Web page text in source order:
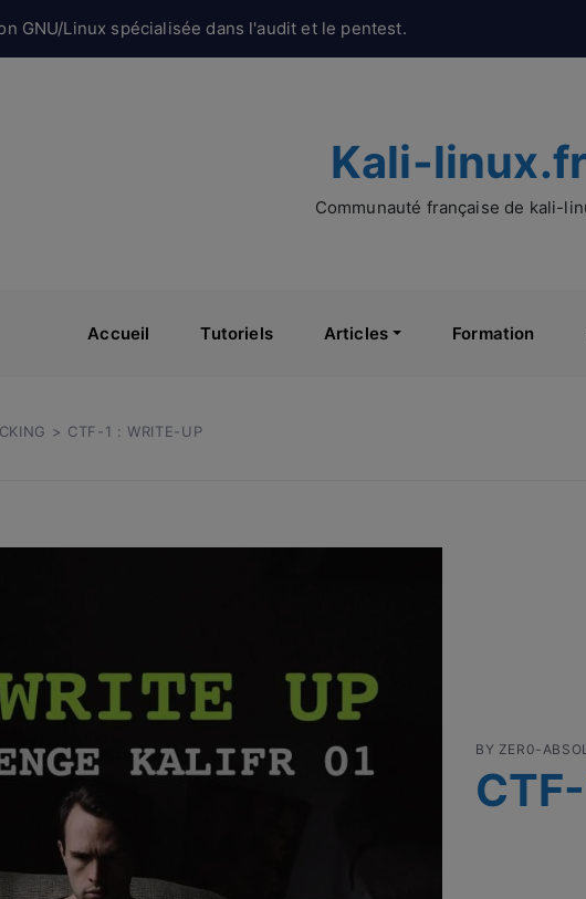
GNU/Linux spécialisée dans l'audit et le pentest.
Kali-linux.fr
Communauté française de kali-
Accueil Tutoriels Articles Formation
> CTF-1 : WRITE-UP
BY ZER0-